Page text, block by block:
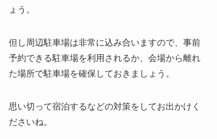
ょう。
但し周辺駐車場は非常に込み合いますので、事前
予約できる駐車場を利用されるか、会場から離れ
た場所で駐車場を確保しておきましょう。
思い切って宿泊するなどの対策をしてお出かけく
ださいね。